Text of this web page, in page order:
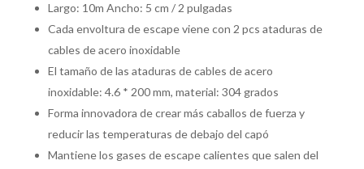
Largo: 10m Ancho: 5 cm / 2 pulgadas
Cada envoltura de escape viene con 2 pcs ataduras de
cables de acero inoxidable
El tamaño de las ataduras de cables de acero
inoxidable: 4.6 * 200 mm, material: 304 grados
Forma innovadora de crear más caballos de fuerza y ​​
reducir las temperaturas de debajo del capó
Mantiene los gases de escape calientes que salen del